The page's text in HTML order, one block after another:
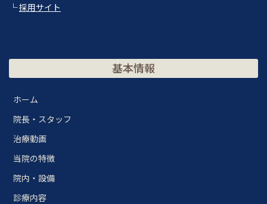
└採用サイト
基本情報
ホーム
院長・スタッフ
治療動画
当院の特徴
院内・設備
診療内容